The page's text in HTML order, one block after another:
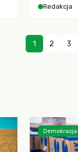
Redakcja
1 2 3
Demokracja